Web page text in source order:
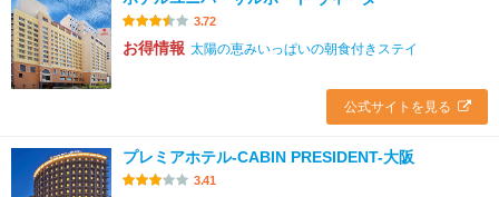
3.72
お得情報 太陽の恵みいっぱいの朝食付きステイ
公式サイトを見る
プレミアホテル-CABIN PRESIDENT-大阪
3.41